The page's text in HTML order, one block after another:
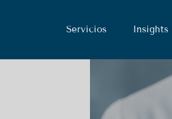
Servicios Insights